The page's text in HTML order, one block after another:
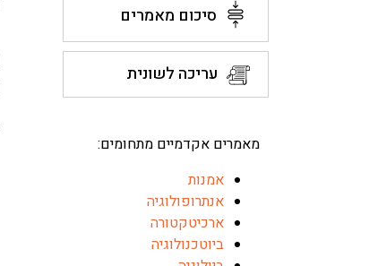
סיכום מאמרים
עריכה לשונית
מאמרים אקדמיים מתחומים:
אמנות
אנתרופולוגיה
ארכיטקטורה
ביוטכנולוגיה